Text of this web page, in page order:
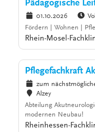
Pädagogische
01.10.2026
Fördern | Wohnen |
Rhein-Mosel-
Pflegefachkraft
zum
Alzey
Abteilung
modernen Neubau!
Rheinhessen-